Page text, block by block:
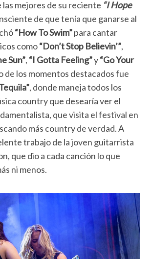
las mejores de su reciente “I Hope
de que tenía que ganarse al
“How To Swim”para cantar
como“Don’t Stop Believin’”,
Sun”, “I Gotta Feeling”y“Go Your
de los momentos destacados fue
, donde maneja todos los
country que desearía ver el
que visita el festival en
más country de verdad. A
trabajo de la joven guitarrista
que dio a cada canción lo que
ni menos.